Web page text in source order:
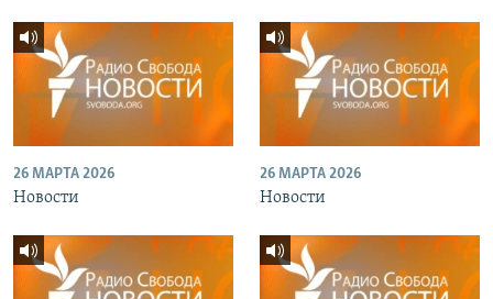
26 МАРТА 2026
Новости
26 МАРТА 2026
Новости